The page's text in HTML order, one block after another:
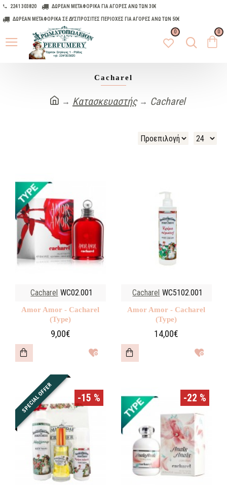
2241 303820 ΔΩΡΕΑΝ ΜΕΤΑΦΟΡΙΚΑ ΓΙΑ ΑΓΟΡΕΣ ΑΝΩ ΤΩΝ 30€
ΔΩΡΕΑΝ ΜΕΤΑΦΟΡΙΚΑ ΣΕ ΔΥΣΠΡΟΣΙΤΕΣ ΠΕΡΙΟΧΕΣ ΓΙΑ ΑΓΟΡΕΣ ΑΝΩ ΤΩΝ 50€
0 0
Κατασκευαστής Cacharel
Cacharel
Cacharel WC02.001
Amor Amor - Cacharel
(Type)
9,00€
Cacharel WC5102.001
Amor Amor - Cacharel
(Type)
14,00€
SPECIAL OFFER -15 % -22 %